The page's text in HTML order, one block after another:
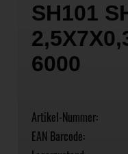
SH101
6000
Artikel-Nummer:
EAN Barcode: